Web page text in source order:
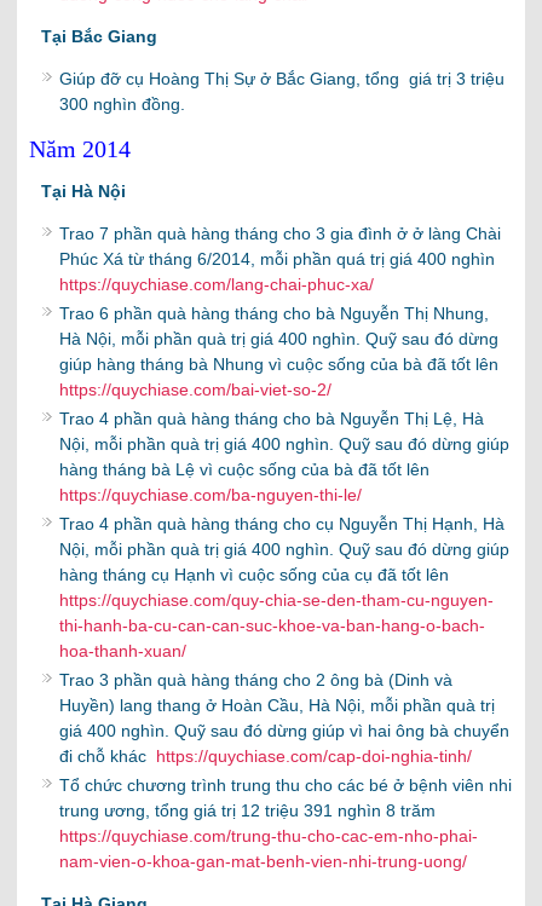
Tại Bắc Giang
Giúp đỡ cụ Hoàng Thị Sự ở Bắc Giang, tổng giá trị 3 triệu
300 nghìn đồng.
Năm 2014
Tại Hà Nội
Trao 7 phần quà hàng tháng cho 3 gia đình ở ở làng Chài
Phúc Xá từ tháng 6/2014, mỗi phần quá trị giá 400 nghìn
https://quychiase.com/lang-chai-phuc-xa/
Trao 6 phần quà hàng tháng cho bà Nguyễn Thị Nhung,
Hà Nội, mỗi phần quà trị giá 400 nghìn. Quỹ sau đó dừng
giúp hàng tháng bà Nhung vì cuộc sống của bà đã tốt lên
https://quychiase.com/bai-viet-so-2/
Trao 4 phần quà hàng tháng cho bà Nguyễn Thị Lệ, Hà
Nội, mỗi phần quà trị giá 400 nghìn. Quỹ sau đó dừng giúp
hàng tháng bà Lệ vì cuộc sống của bà đã tốt lên
https://quychiase.com/ba-nguyen-thi-le/
Trao 4 phần quà hàng tháng cho cụ Nguyễn Thị Hạnh, Hà
Nội, mỗi phần quà trị giá 400 nghìn. Quỹ sau đó dừng giúp
hàng tháng cụ Hạnh vì cuộc sống của cụ đã tốt lên
https://quychiase.com/quy-chia-se-den-tham-cu-nguyen-
thi-hanh-ba-cu-can-can-suc-khoe-va-ban-hang-o-bach-
hoa-thanh-xuan/
Trao 3 phần quà hàng tháng cho 2 ông bà (Dinh và
Huyền) lang thang ở Hoàn Cầu, Hà Nội, mỗi phần quà trị
giá 400 nghìn. Quỹ sau đó dừng giúp vì hai ông bà chuyển
đi chỗ khác https://quychiase.com/cap-doi-nghia-tinh/
Tổ chức chương trình trung thu cho các bé ở bệnh viên nhi
trung ương, tổng giá trị 12 triệu 391 nghìn 8 trăm
https://quychiase.com/trung-thu-cho-cac-em-nho-phai-
nam-vien-o-khoa-gan-mat-benh-vien-nhi-trung-uong/